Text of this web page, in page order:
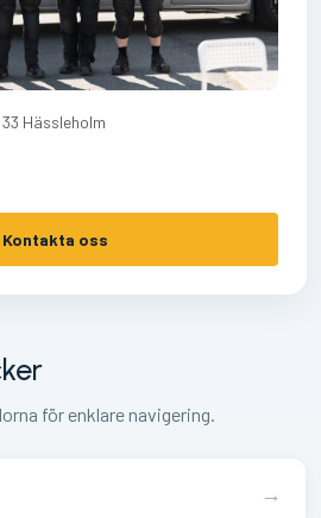
Hässleholm
Kontakta oss
för enklare navigering.
→